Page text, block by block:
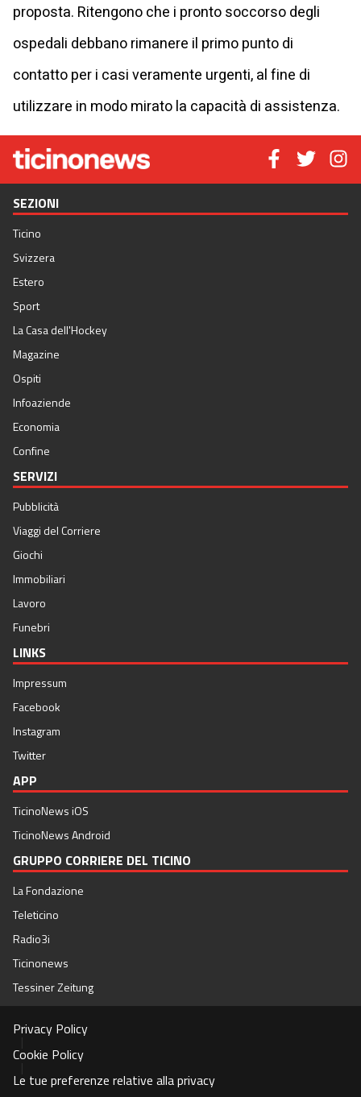
proposta. Ritengono che i pronto soccorso degli
ospedali debbano rimanere il primo punto di
contatto per i casi veramente urgenti, al fine di
utilizzare in modo mirato la capacità di assistenza.
SEZIONI
Ticino
Svizzera
Estero
Sport
La Casa dell'Hockey
Magazine
Ospiti
Infoaziende
Economia
Confine
SERVIZI
Pubblicità
Viaggi del Corriere
Giochi
Immobiliari
Lavoro
Funebri
LINKS
Impressum
Facebook
Instagram
Twitter
APP
TicinoNews iOS
TicinoNews Android
GRUPPO CORRIERE DEL TICINO
La Fondazione
Teleticino
Radio3i
Ticinonews
Tessiner Zeitung
Privacy Policy
Cookie Policy
Le tue preferenze relative alla privacy